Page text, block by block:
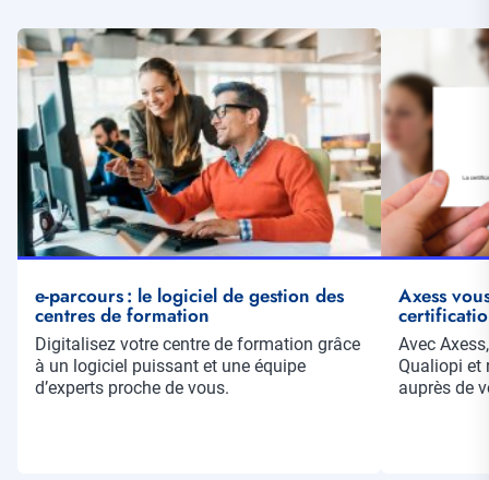
Illustration
vignette
e-parcours : le logiciel de gestion des
centres de formation
Résumé
Digitalisez votre centre de formation grâce
à un logiciel puissant et une équipe
d’experts proche de vous.
Axess
Résumé
Avec
Qualiopi et
auprès de